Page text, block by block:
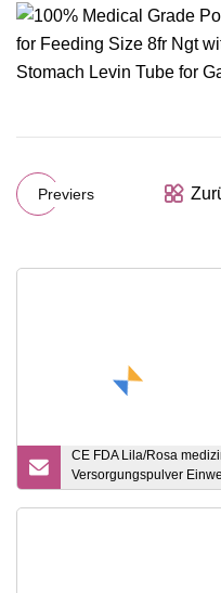
Previers
CE FDA Lila/Rosa
Versorgungspulver
Blau-Nitril-Untersuchung
Untersuchung Vinyl